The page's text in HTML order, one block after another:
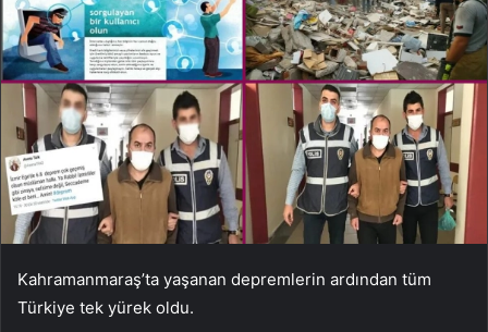
Kahramanmaraş’ta yaşanan depremlerin ardından tüm
Türkiye tek yürek oldu.